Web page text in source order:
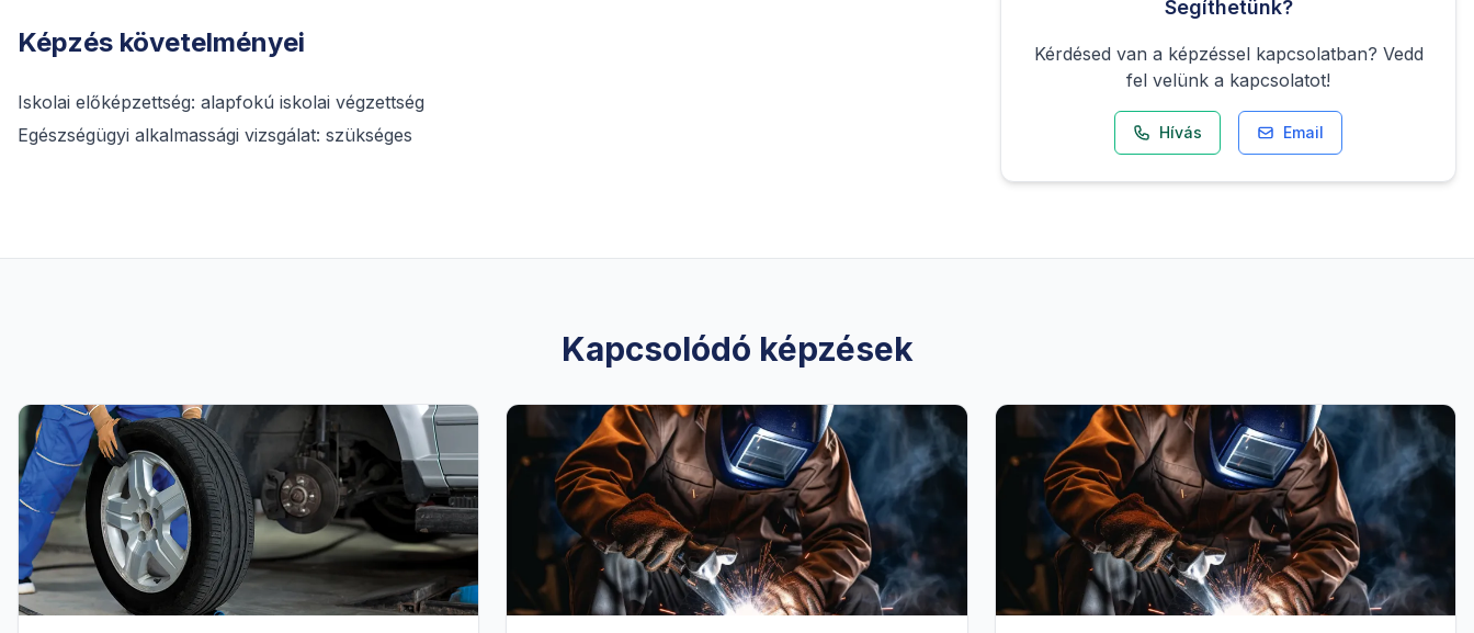
Képzés követelményei
Iskolai előképzettség: alapfokú iskolai végzettség
Egészségügyi alkalmassági vizsgálat: szükséges
Segíthetünk?
Kérdésed van a képzéssel kapcsolatban? Vedd
fel velünk a kapcsolatot!
Hívás Email
Kapcsolódó képzések